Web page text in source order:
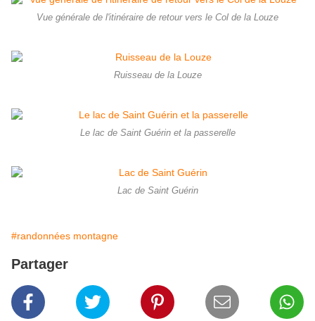
Vue générale de l'itinéraire de retour vers le Col de la Louze
Ruisseau de la Louze
Le lac de Saint Guérin et la passerelle
Lac de Saint Guérin
#randonnées montagne
Partager